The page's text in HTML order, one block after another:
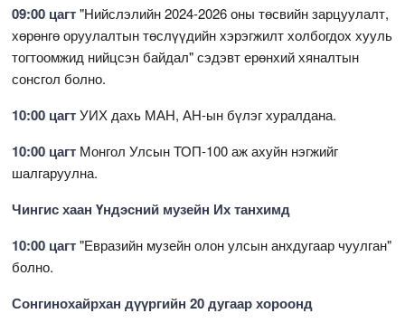
09:00 цагт"Нийслэлийн 2024-2026 оны төсвийн зарцуулалт,
хөрөнгө оруулалтын төслүүдийн хэрэгжилт холбогдох хууль
тогтоомжид нийцсэн байдал" сэдэвт ерөнхий хяналтын
сонсгол болно.
10:00 цагтУИХ дахь МАН, АН-ын бүлэг хуралдана.
10:00 цагт Монгол Улсын ТОП-100 аж ахуйн нэгжийг
шалгаруулна.
Чингис хаан Үндэсний музейн Их танхимд
10:00 цагт"Евразийн музейн олон улсын анхдугаар чуулган"
болно.
Сонгинохайрхан дүүргийн 20 дугаар хороонд